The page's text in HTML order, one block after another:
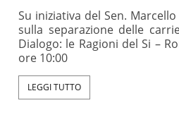
Su iniziativa del Sen.
sulla separazione delle
Dialogo: le Ragioni del Si –
ore 10:00
LEGGI TUTTO